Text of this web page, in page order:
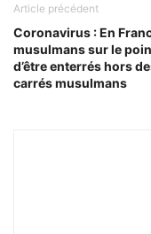
Article précédent
Coronavirus : En
musulmans sur le
d’être enterrés hors
carrés musulmans